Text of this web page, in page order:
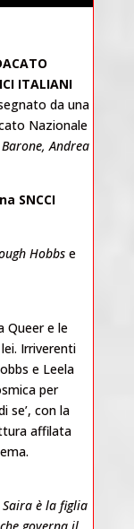
ITALIANI
da una
Nazionale
Andrea
SNCCI
Hobbse
Queer e le
Irriverenti
e Leela
per
se’, con la
affilata
è la figlia